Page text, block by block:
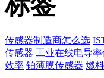
传感器制造商怎么选
传感器 工业在线电导
效率 铂薄膜传感器 燃